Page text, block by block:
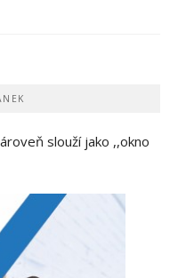
slouží jako ,,okno